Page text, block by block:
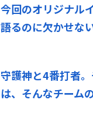
今回のオリジナル
語るのに欠かせな
守護神と4番打者
は、そんなチーム